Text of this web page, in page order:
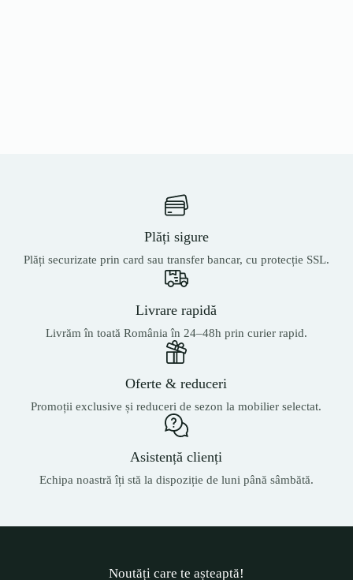
Plăți sigure
Plăți securizate prin card sau transfer bancar, cu protecție SSL.
Livrare rapidă
Livrăm în toată România în 24–48h prin curier rapid.
Oferte & reduceri
Promoții exclusive și reduceri de sezon la mobilier selectat.
Asistență clienți
Echipa noastră îți stă la dispoziție de luni până sâmbătă.
Noutăți care te așteaptă!